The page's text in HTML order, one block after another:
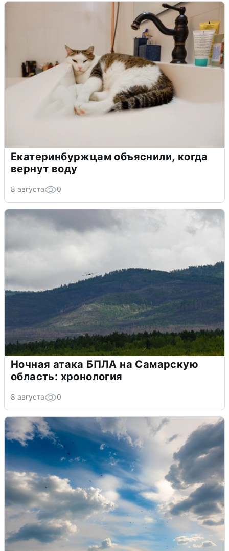
Екатеринбуржцам объяснили, когда
вернут воду
8 августа 0
Ночная атака БПЛА на Самарскую
область: хронология
8 августа 0